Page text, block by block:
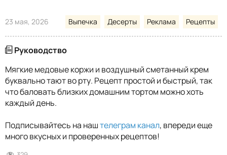
23 мая, 2026 Выпечка Десерты Реклама Рецепты
Руководство
Мягкие медовые коржи и воздушный сметанный крем
буквально тают во рту. Рецепт простой и быстрый, так
что баловать близких домашним тортом можно хоть
каждый день.
Подписывайтесь на наштелеграм канал, впереди еще
много вкусных и проверенных рецептов!